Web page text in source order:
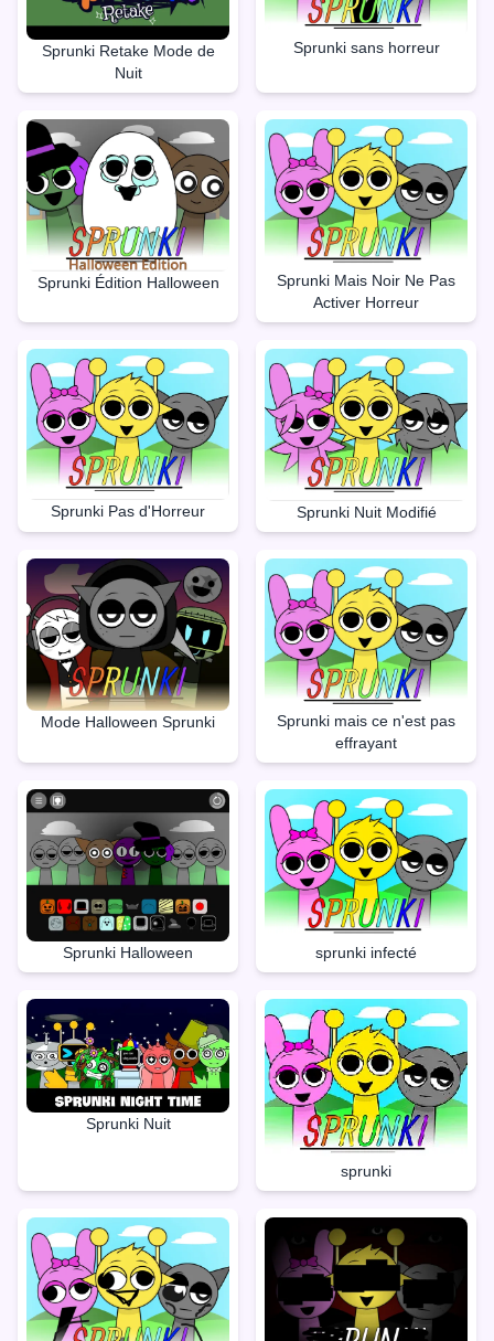
Sprunki Retake Mode de
Nuit
Sprunki sans horreur
Sprunki Édition Halloween
Sprunki Mais Noir Ne Pas
Activer Horreur
Sprunki Pas d'Horreur Sprunki Nuit Modifié
Mode Halloween Sprunki
Sprunki mais ce n'est pas
effrayant
Sprunki Halloween sprunki infecté
Sprunki Nuit
sprunki